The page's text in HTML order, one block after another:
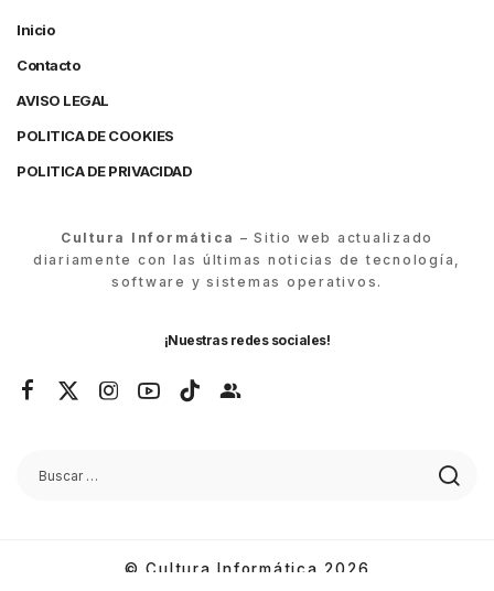
Inicio
Contacto
AVISO LEGAL
POLITICA DE COOKIES
POLITICA DE PRIVACIDAD
Cultura Informática – Sitio web actualizado
diariamente con las últimas noticias de tecnología,
software y sistemas operativos.
¡Nuestras redes sociales!
© Cultura Informática 2026